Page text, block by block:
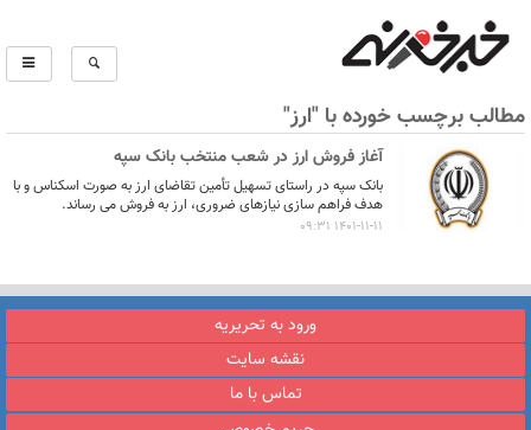
مطالب برچسب خورده با "ارز"
آغاز فروش ارز در شعب منتخب بانک سپه
بانک سپه در راستای تسهیل تأمین تقاضای ارز به صورت اسکناس و با
هدف فراهم سازی نیازهای ضروری، ارز به فروش می رساند.
1401-11-11 09:31
ورود به تحریریه
نقشه سایت
تماس با ما